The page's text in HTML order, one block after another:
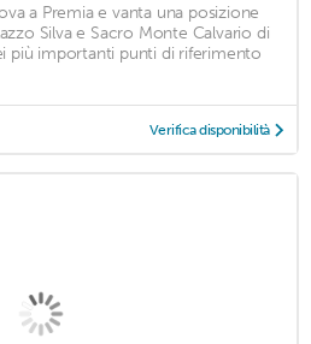
a Premia e vanta una posizione
Silva e Sacro Monte Calvario di
più importanti punti di riferimento
Verifica disponibilità